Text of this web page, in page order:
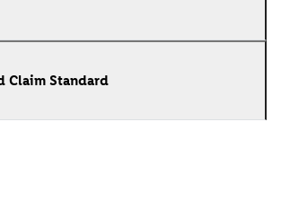
Claim Standard